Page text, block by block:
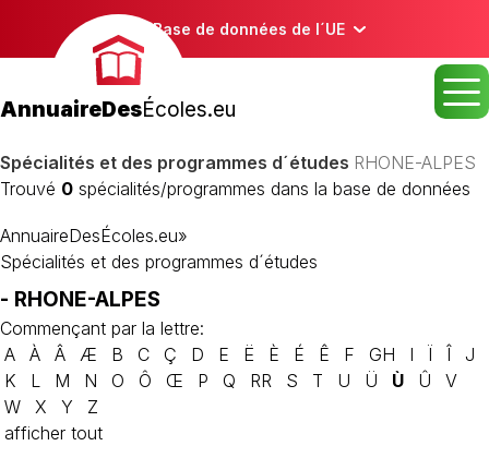
Base de données de l´UE
AnnuaireDesÉcoles.eu
Spécialités et des programmes d´études RHONE-ALPES
Trouvé 0 spécialités/programmes dans la base de données
AnnuaireDesÉcoles.eu»
Spécialités et des programmes d´études
- RHONE-ALPES
Commençant par la lettre:
A
À Â Æ B C Ç D E Ë È É Ê F GH I Ï Î
J
K
L M N O Ô Œ P Q RR S T U Ü Ù Û
V
W
X Y
Z
afficher tout